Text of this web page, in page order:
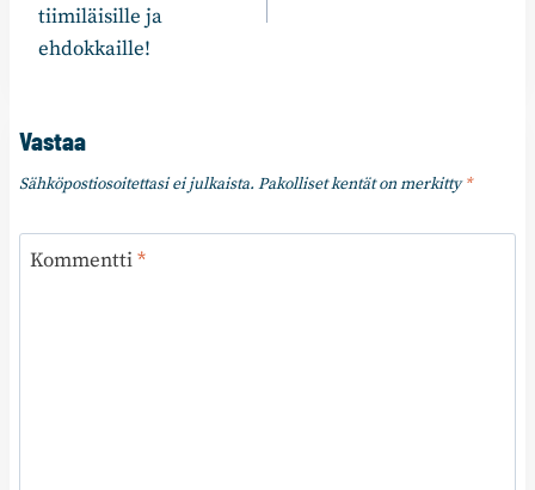
tiimiläisille ja
ehdokkaille!
Vastaa
Sähköpostiosoitettasi ei julkaista. Pakolliset kentät on merkitty*
Kommentti*